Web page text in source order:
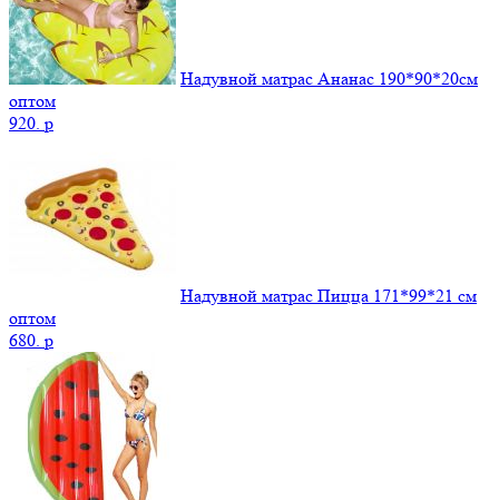
Надувной матрас Ананас 190*90*20см
оптом
920. p
Надувной матрас Пицца 171*99*21 см
оптом
680. p